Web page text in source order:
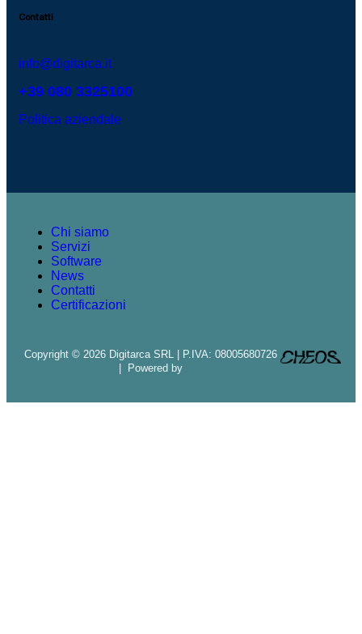
Contatti
info@digitarca.it
+39 080 3325100
Politica aziendale
Chi siamo
Servizi
Software
News
Contatti
Certificazioni
Copyright © 2026 Digitarca SRL | P.IVA: 08005680726
| Powered by